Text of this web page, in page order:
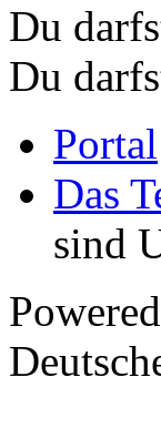
Du
Du
Portal
Das
sind